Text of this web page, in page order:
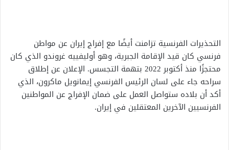
التحذيرات الفرنسية تزامنت أيضًا مع إفراج إيران عن مواطن
فرنسي كان قيد الإقامة الجبرية، وهو أوليفييه غروندو الذي كان
محتجزًا منذ أكتوبر 2022 بتهمة التجسس. الإعلان عن إطلاق
سراحه جاء على لسان الرئيس الفرنسي إيمانويل ماكرون، الذي
أكد أن بلاده ستواصل العمل على ضمان الإفراج عن المواطنين
الفرنسيين الآخرين المعتقلين في إيران.